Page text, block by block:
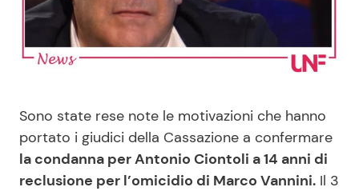
Casa
Moda e Style
Mondo Mamma
News benessere
Consigli di Cucina
Dolci
Le Ricette in TV
Primi Piatti
Sono state rese note le motivazioni che hanno
portato i giudici della Cassazione a confermare
la condanna per Antonio Ciontoli a 14 anni di
reclusione per l’omicidio di Marco Vannini. Il 3